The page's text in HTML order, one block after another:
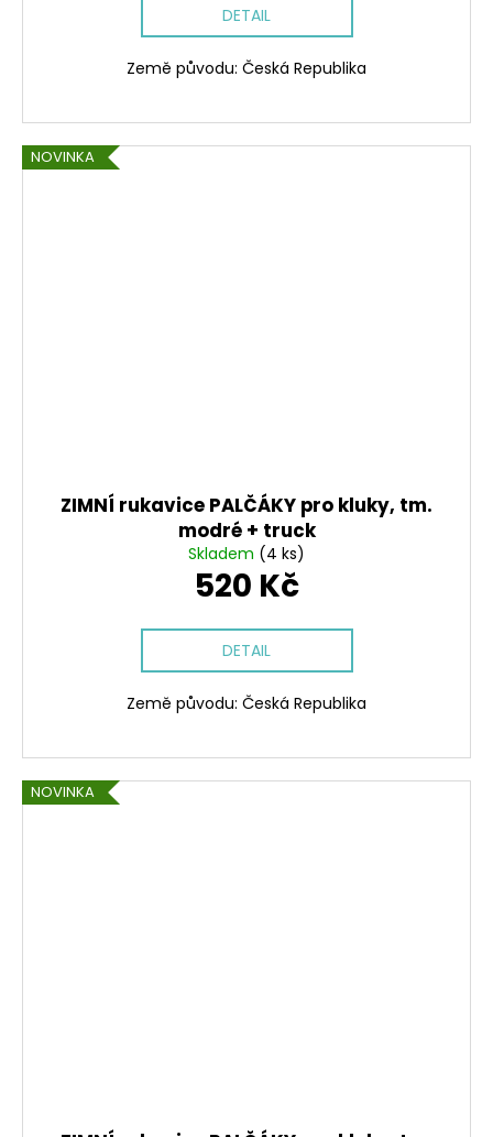
DETAIL
Země původu: Česká Republika
NOVINKA
ZIMNÍ rukavice PALČÁKY pro kluky, tm.
modré + truck
Skladem (4 ks)
520 Kč
DETAIL
Země původu: Česká Republika
NOVINKA